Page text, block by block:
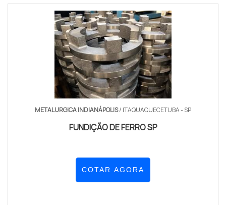
METALURGICA INDIANÁPOLIS/ ITAQUAQUECETUBA - SP
FUNDIÇÃO DE FERRO SP
COTAR AGORA